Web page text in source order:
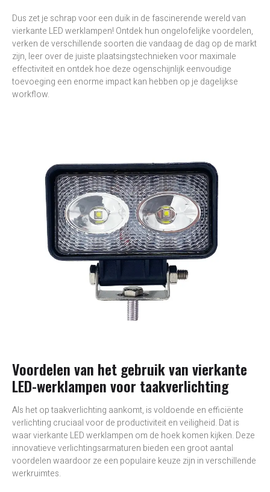
Dus zet je schrap voor een duik in de fascinerende wereld van
vierkante LED werklampen! Ontdek hun ongelofelijke voordelen,
verken de verschillende soorten die vandaag de dag op de markt
zijn, leer over de juiste plaatsingstechnieken voor maximale
effectiviteit en ontdek hoe deze ogenschijnlijk eenvoudige
toevoeging een enorme impact kan hebben op je dagelijkse
workflow.
Voordelen van het gebruik van vierkante
LED-werklampen voor taakverlichting
Als het op taakverlichting aankomt, is voldoende en efficiënte
verlichting cruciaal voor de productiviteit en veiligheid. Dat is
waar vierkante LED werklampen om de hoek komen kijken. Deze
innovatieve verlichtingsarmaturen bieden een groot aantal
voordelen waardoor ze een populaire keuze zijn in verschillende
werkruimtes.